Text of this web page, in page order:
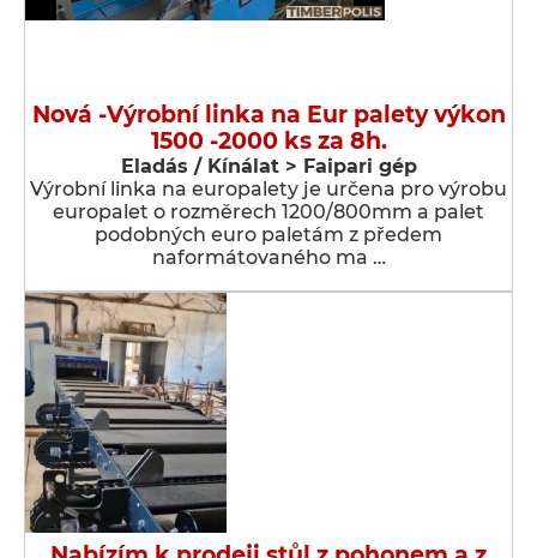
Nová -Výrobní linka na Eur palety výkon
1500 -2000 ks za 8h.
Eladás / Kínálat > Faipari gép
Výrobní linka na europalety je určena pro výrobu
europalet o rozměrech 1200/800mm a palet
podobných euro paletám z předem
naformátovaného ma …